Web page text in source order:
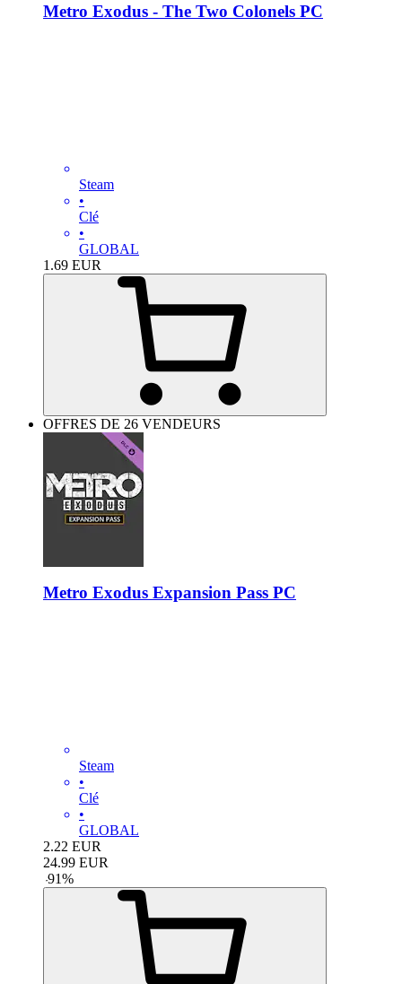
Metro Exodus - The Two Colonels PC
Steam
•
Clé
•
GLOBAL
1.69 EUR
OFFRES DE 26 VENDEURS
Metro Exodus Expansion Pass PC
Steam
•
Clé
•
GLOBAL
2.22 EUR
24.99 EUR
-91%